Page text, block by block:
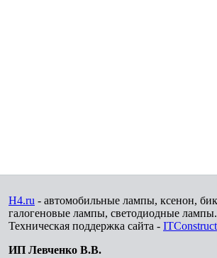
H4.ru - автомобильные лампы, ксенон,
галогеновые лампы, светодиодные лампы.
Техническая поддержка сайта - ITConstruct
ИП Левченко В.В.